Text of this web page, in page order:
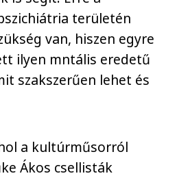
területén
van, hiszen egyre
ilyen mntális eredetű
szakszerűen lehet és
a kultúrműsorról
Ákos csellisták